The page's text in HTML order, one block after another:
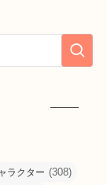
ラクター (308)